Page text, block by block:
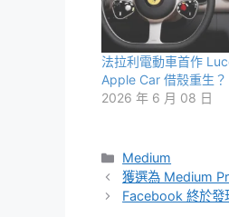
法拉利電動車首作
Apple Car 借殼重生？
2026 年 6 月 08 日
分
類
Medium
獲選為 Medium
Facebook 終於發